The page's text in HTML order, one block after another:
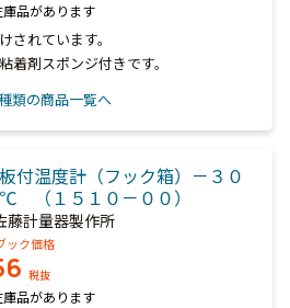
庫品があります
されています。
着剤スポンジ付きです。
類の商品一覧へ
付温度計（フック箱）－３０
（１５１０－００）
藤計量器製作所
ック価格
税抜
庫品があります